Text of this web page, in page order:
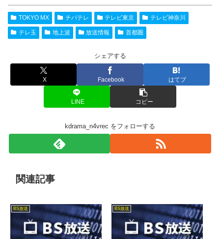
TOKYO MX チバテレ テレビ東京 テレビ神奈川
テレ玉 地上波 放送情報 首都圏
シェアする
X Facebook はてブ
LINE コピー
kdrama_n4vrec をフォローする
関連記事
BS放送 BS放送